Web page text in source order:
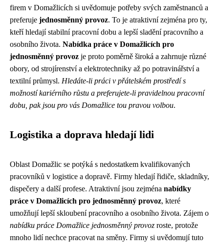
firem v Domažlicích si uvědomuje potřeby svých zaměstnanců a
preferuje jednosměnný provoz. To je atraktivní zejména pro ty,
kteří hledají stabilní pracovní dobu a lepší sladění pracovního a
osobního života. Nabídka práce v Domažlicích pro
jednosměnný provoz je proto poměrně široká a zahrnuje různé
obory, od strojírenství a elektrotechniky až po potravinářství a
textilní průmysl. Hledáte-li práci v přátelském prostředí s
možností kariérního růstu a preferujete-li pravidelnou pracovní
dobu, pak jsou pro vás Domažlice tou pravou volbou.
Logistika a doprava hledají lidi
Oblast Domažlic se potýká s nedostatkem kvalifikovaných
pracovníků v logistice a dopravě. Firmy hledají řidiče, skladníky,
dispečery a další profese. Atraktivní jsou zejména nabídky
práce v Domažlicích pro jednosměnný provoz, které
umožňují lepší skloubení pracovního a osobního života. Zájem o
nabídku práce Domažlice jednosměnný provoz roste, protože
mnoho lidí nechce pracovat na směny. Firmy si uvědomují tuto